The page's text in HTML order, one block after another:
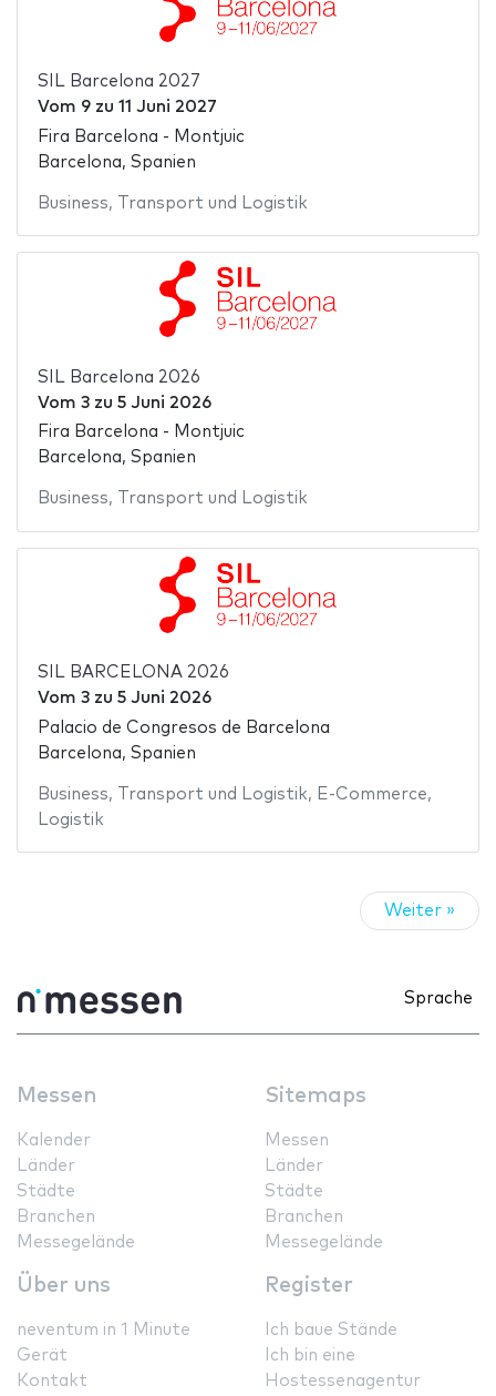
SIL Barcelona 2027
Vom 9zu 11 Juni 2027
Fira Barcelona - Montjuic
Barcelona, Spanien
Business, Transport und Logistik
SIL Barcelona 2026
Vom 3zu 5 Juni 2026
Fira Barcelona - Montjuic
Barcelona, Spanien
Business, Transport und Logistik
SIL BARCELONA 2026
Vom 3zu 5 Juni 2026
Palacio de Congresos de Barcelona
Barcelona, Spanien
Business, Transport und Logistik, E-Commerce,
Logistik
Weiter »
Sprache
Messen
Kalender
Länder
Städte
Branchen
Messegelände
Sitemaps
Messen
Länder
Städte
Branchen
Messegelände
Über uns
neventum in 1 Minute
Gerät
Kontakt
Register
Ich baue Stände
Ich bin eine
Hostessenagentur